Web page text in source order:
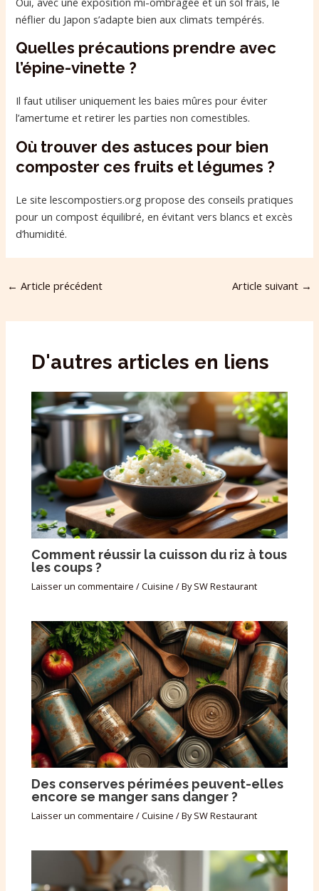
néflier du Japon s’adapte bien aux climats tempérés.
Quelles précautions prendre avec
l’épine-vinette ?
Il faut utiliser uniquement les baies mûres pour éviter
l’amertume et retirer les parties non comestibles.
Où trouver des astuces pour bien
composter ces fruits et légumes ?
Le site lescompostiers.org propose des conseils pratiques
pour un compost équilibré, en évitant vers blancs et excès
d’humidité.
← Article précédent Article suivant →
D'autres articles en liens
Comment réussir la cuisson du riz à tous
les coups ?
Laisser un commentaire /Cuisine / BySW Restaurant
Des conserves périmées peuvent-elles
encore se manger sans danger ?
Laisser un commentaire /Cuisine / BySW Restaurant